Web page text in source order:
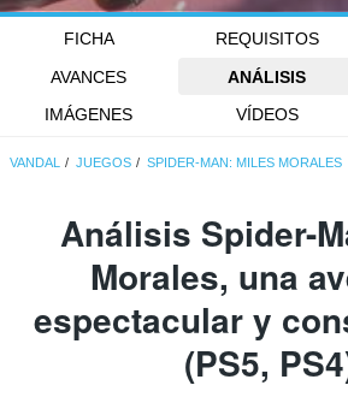
FICHA REQUISITOS
AVANCES
ANÁLISIS
IMÁGENES
VÍDEOS
VANDAL JUEGOS SPIDER-MAN: MILES MORALES
Análisis Spider-
Morales, una
espectacular y
(PS5,